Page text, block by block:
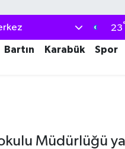
23°
Bartın Karabük
Spor
Müdürlüğü